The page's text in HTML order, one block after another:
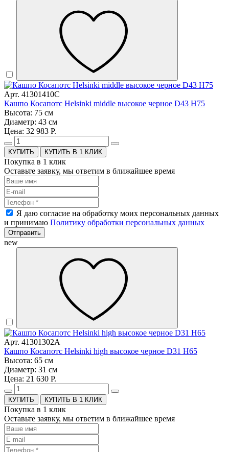
Арт. 41301410C
Кашпо Косапотс Helsinki middle высокое черное D43 H75
Высота: 75 см
Диаметр: 43 см
Цена: 32 983 Р.
КУПИТЬ В 1 КЛИК
Покупка в 1 клик
Оставьте заявку, мы ответим в ближайшее время
Я даю согласие на обработку моих персональных данных
и принимаю Политику обработки персональных данных
Отправить
new
Арт. 41301302A
Кашпо Косапотс Helsinki high высокое черное D31 H65
Высота: 65 см
Диаметр: 31 см
Цена: 21 630 Р.
КУПИТЬ В 1 КЛИК
Покупка в 1 клик
Оставьте заявку, мы ответим в ближайшее время